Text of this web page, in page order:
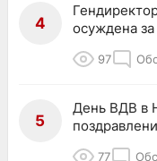
4
осуждена
97
5
День ВДВ в
77